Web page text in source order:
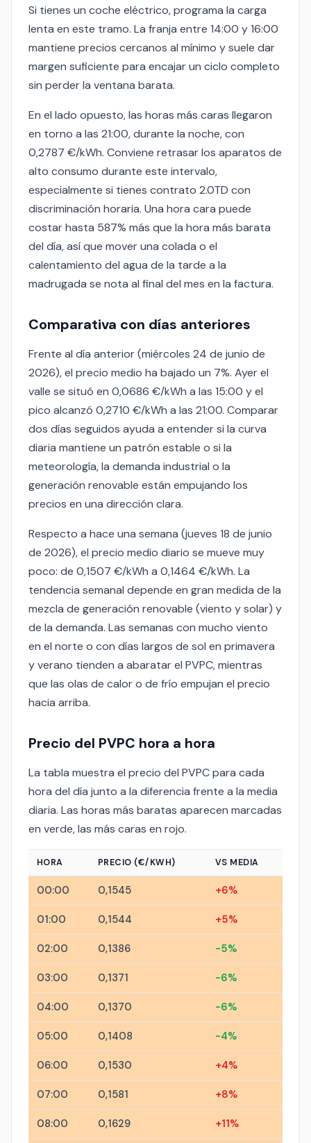
Si tienes un coche eléctrico, programa la carga
lenta en este tramo. La franja entre 14:00 y 16:00
mantiene precios cercanos al mínimo y suele dar
margen suficiente para encajar un ciclo completo
sin perder la ventana barata.
En el lado opuesto, las horas más caras llegaron
en torno a las 21:00, durante la noche, con
0,2787 €/kWh. Conviene retrasar los aparatos de
alto consumo durante este intervalo,
especialmente si tienes contrato 2.0TD con
discriminación horaria. Una hora cara puede
costar hasta 587% más que la hora más barata
del día, así que mover una colada o el
calentamiento del agua de la tarde a la
madrugada se nota al final del mes en la factura.
Comparativa con días anteriores
Frente al día anterior (miércoles 24 de junio de
2026), el precio medio ha bajado un 7%. Ayer el
valle se situó en 0,0686 €/kWh a las 15:00 y el
pico alcanzó 0,2710 €/kWh a las 21:00. Comparar
dos días seguidos ayuda a entender si la curva
diaria mantiene un patrón estable o si la
meteorología, la demanda industrial o la
generación renovable están empujando los
precios en una dirección clara.
Respecto a hace una semana (jueves 18 de junio
de 2026), el precio medio diario se mueve muy
poco: de 0,1507 €/kWh a 0,1464 €/kWh. La
tendencia semanal depende en gran medida de la
mezcla de generación renovable (viento y solar) y
de la demanda. Las semanas con mucho viento
en el norte o con días largos de sol en primavera
y verano tienden a abaratar el PVPC, mientras
que las olas de calor o de frío empujan el precio
hacia arriba.
Precio del PVPC hora a hora
La tabla muestra el precio del PVPC para cada
hora del día junto a la diferencia frente a la media
diaria. Las horas más baratas aparecen marcadas
en verde, las más caras en rojo.
HORA PRECIO (€/KWH) VS MEDIA
00:00 0,1545 +6%
01:00 0,1544 +5%
02:00 0,1386 -5%
03:00 0,1371 -6%
04:00 0,1370 -6%
05:00 0,1408 -4%
06:00 0,1530 +4%
07:00 0,1581 +8%
08:00 0,1629 +11%